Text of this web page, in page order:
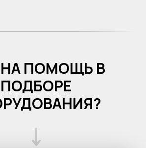
ПОМОЩЬ В
ПОДБОРЕ